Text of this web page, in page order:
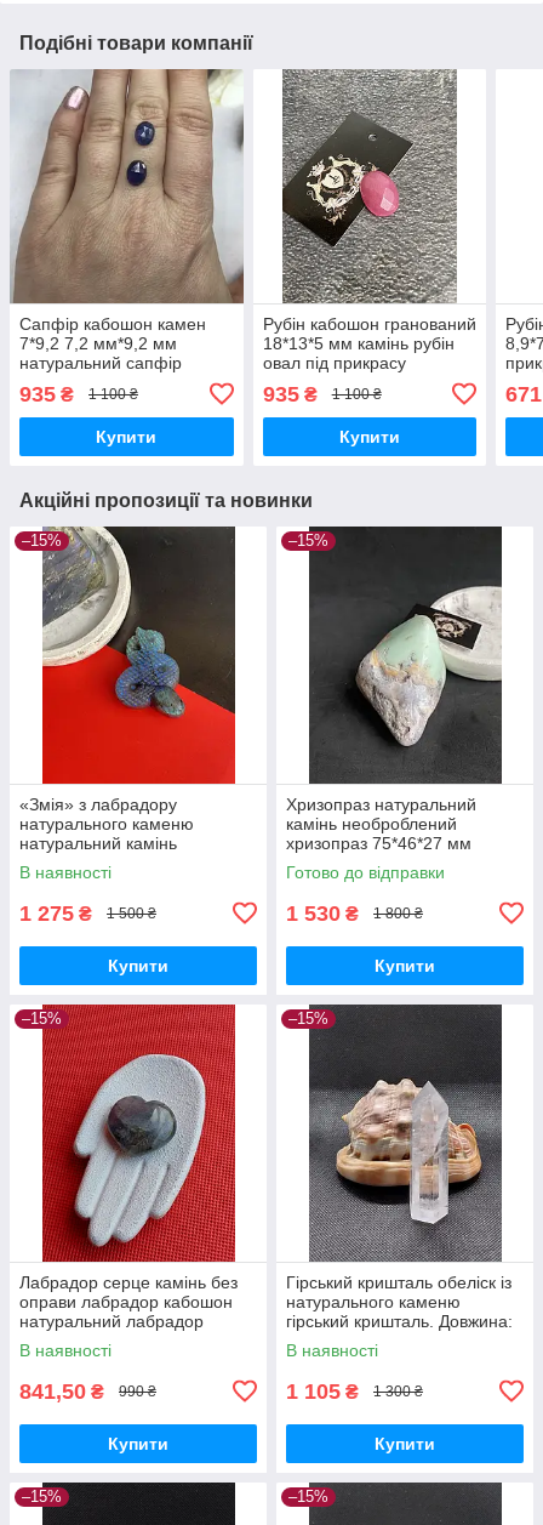
Подібні товари компанії
Сапфір кабошон камен
7*9,2 7,2 мм*9,2 мм
натуральний сапфір
оправи Таїланд. Ціна за 1/
шт.
935 ₴ 1 100 ₴
Купити
Рубін кабошон гранований
18*13*5 мм камінь рубін
овал під прикрасу
935₴ 1 100 ₴
Купити
шт.
Акційні пропозиції та новинки
–15%
«Змія» з лабрадору
натурального каменю
натуральний камінь
лабрадор фігурка змія
лабрадор без оправи.Індія
В наявності
1 275 ₴ 1 500 ₴
Купити
–15%
Хризопраз натуральний
камінь необроблений
хризопраз 75*46*27 мм
Готово до відправки
1 530 ₴ 1 800 ₴
Купити
–15%
Лабрадор серце камінь без
оправи лабрадор кабошон
натуральний лабрадор
спектроліт камінь 27*27*10
мм. Індія. Лабрадор серце
В наявності
841,50 ₴ 990 ₴
Купити
–15%
Гірський кришталь обеліск із
натурального каменю
гірський кришталь. Довжина:
88 мм.
В наявності
1 105 ₴ 1 300 ₴
Купити
–15% –15%